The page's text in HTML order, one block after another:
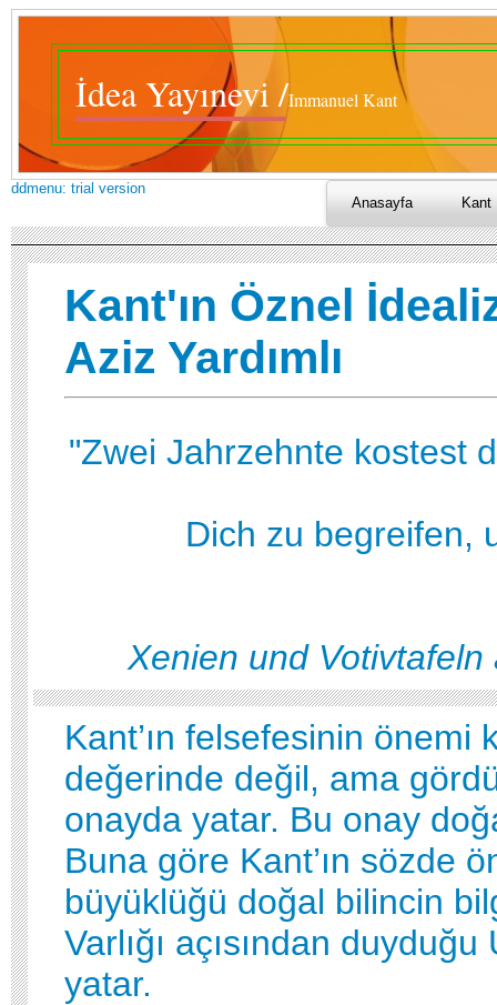
İdea Yayınevi /Immanuel Kant
ddmenu: trial version
Anasayfa
Kant
Kant'ın Öznel
Aziz Yardımlı
"Zwei Jahrzehnte kostest
Dich zu begreifen,
Xenien und
Kant’ın felsefesinin önemi
değerinde değil, ama
onayda yatar. Bu onay
Buna göre Kant’ın sözde
büyüklüğü doğal bilincin
Varlığı açısından
yatar.